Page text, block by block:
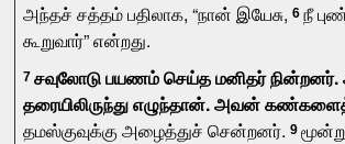
அந்தச் சத்தம் பதிலாக, “நான் இயேசு, 6 நீ
கூறுவார்” என்றது.
7 சவுலோடு பயணம் செய்த மனிதர்
தரையிலிருந்து எழுந்தான். அவன்
தமஸ்குவுக்கு அழைத்துச் சென்றனர். 9